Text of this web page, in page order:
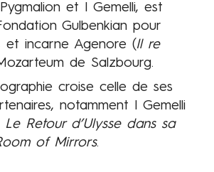
et I Gemelli, est
Gulbenkian pour
et incarne Agenore (Il re
de Salzbourg.
croise celle de ses
notamment I Gemelli
Le Retour d’Ulysse dans sa
of Mirrors.